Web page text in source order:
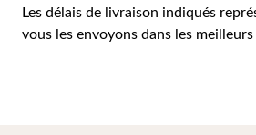
Les délais de livraison indiqués
vous les envoyons dans les meilleurs